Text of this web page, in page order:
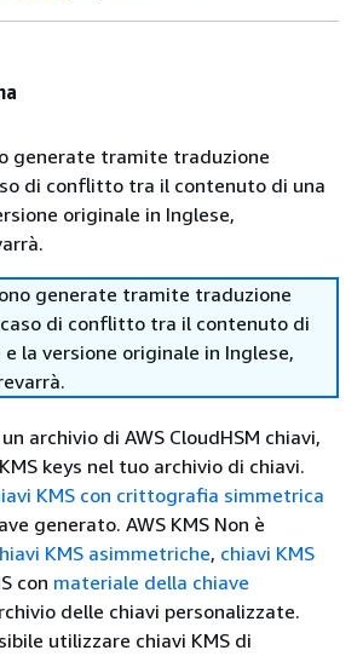
generate tramite traduzione
di conflitto tra il contenuto di una
originale in Inglese,
generate tramite traduzione
di conflitto tra il contenuto di
la versione originale in Inglese,
archivio di AWS CloudHSM chiavi,
keys nel tuo archivio di chiavi.
KMS con crittografia simmetrica
generato. AWS KMS Non è
KMS asimmetriche, chiavi KMS
con materiale della chiave
delle chiavi personalizzate.
utilizzare chiavi KMS di